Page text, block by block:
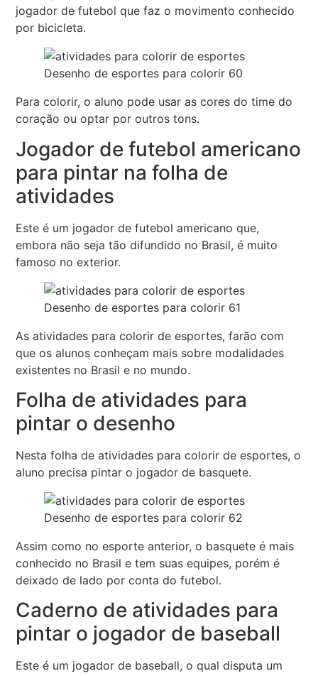
jogador de futebol que faz o movimento conhecido
por bicicleta.
Desenho de esportes para colorir 60
Para colorir, o aluno pode usar as cores do time do
coração ou optar por outros tons.
Jogador de futebol americano
para pintar na folha de
atividades
Este é um jogador de futebol americano que,
embora não seja tão difundido no Brasil, é muito
famoso no exterior.
Desenho de esportes para colorir 61
As atividades para colorir de esportes, farão com
que os alunos conheçam mais sobre modalidades
existentes no Brasil e no mundo.
Folha de atividades para
pintar o desenho
Nesta folha de atividades para colorir de esportes, o
aluno precisa pintar o jogador de basquete.
Desenho de esportes para colorir 62
Assim como no esporte anterior, o basquete é mais
conhecido no Brasil e tem suas equipes, porém é
deixado de lado por conta do futebol.
Caderno de atividades para
pintar o jogador de baseball
Este é um jogador de baseball, o qual disputa um